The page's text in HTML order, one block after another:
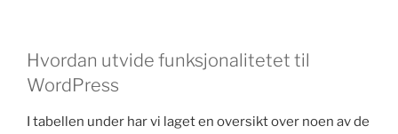
Hvordan utvide funksjonalitetet til
WordPress
I tabellen under har vi laget en oversikt over noen av de